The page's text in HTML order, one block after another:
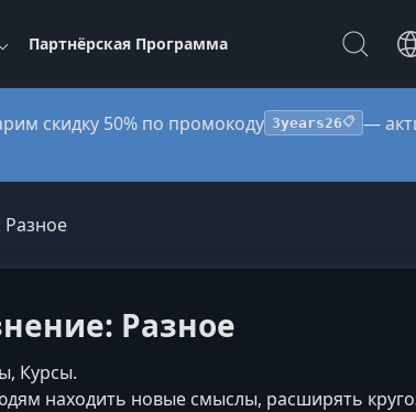
Партнёрская Программа
скидку 50% по промокоду 3years26📋 —
Разное
Разное
Курсы.
находить новые смыслы, расширять